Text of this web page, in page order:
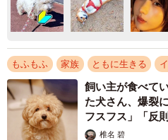
もふもふ 家族 ともに生きる
飼い主が食べて
た犬さん、爆裂
フスフス」「反
椎名 碧